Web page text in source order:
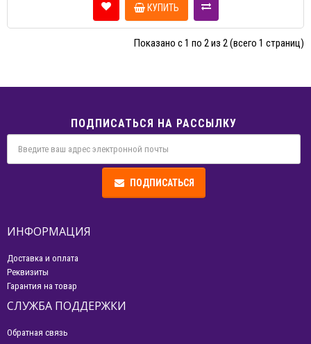
КУПИТЬ
Показано с 1 по 2 из 2 (всего 1 страниц)
ПОДПИСАТЬСЯ НА РАССЫЛКУ
ПОДПИСАТЬСЯ
ИНФОРМАЦИЯ
Доставка и оплата
Реквизиты
Гарантия на товар
СЛУЖБА ПОДДЕРЖКИ
Обратная связь